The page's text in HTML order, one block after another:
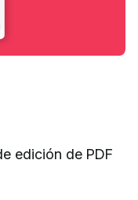
edición de PDF